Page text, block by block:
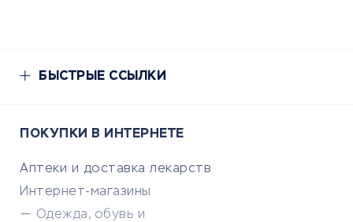
БЫСТРЫЕ ССЫЛКИ
ПОКУПКИ В ИНТЕРНЕТЕ
Аптеки и доставка лекарств
Интернет-магазины
Одежда, обувь и